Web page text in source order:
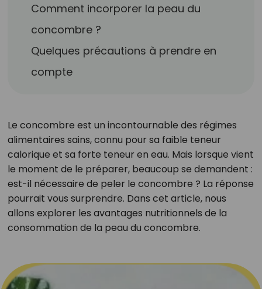
Comment incorporer la peau du
concombre ?
Quelques précautions à prendre en
compte
Le concombre est un incontournable des régimes
alimentaires sains, connu pour sa faible teneur
calorique et sa forte teneur en eau. Mais lorsque vient
le moment de le préparer, beaucoup se demandent :
est-il nécessaire de peler le concombre ? La réponse
pourrait vous surprendre. Dans cet article, nous
allons explorer les avantages nutritionnels de la
consommation de la peau du concombre.